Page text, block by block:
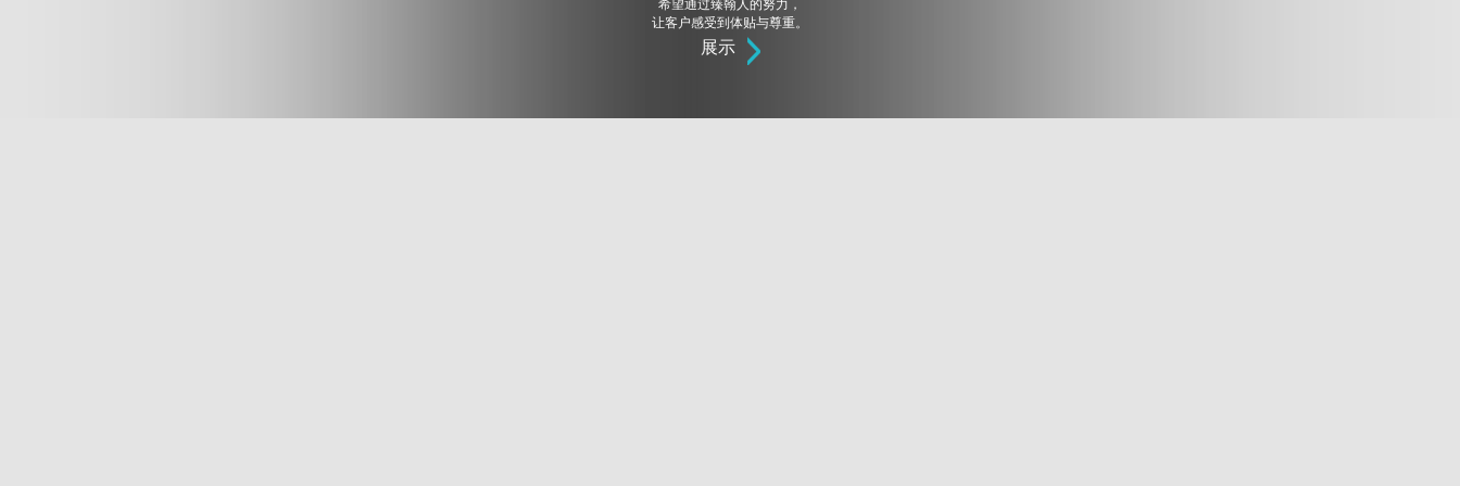
希望通过臻翰人的努力，
让客户感受到体贴与尊重。
展示